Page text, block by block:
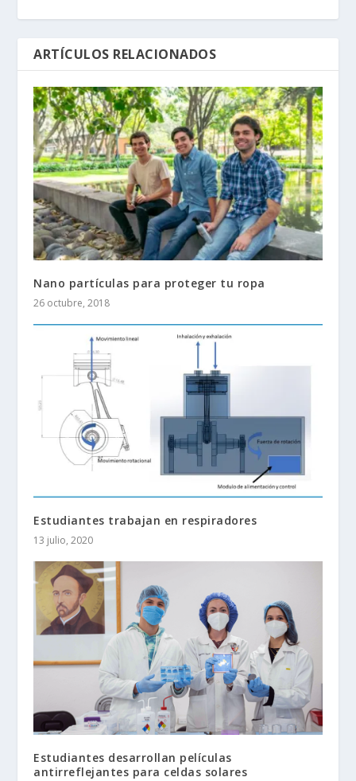
ARTÍCULOS RELACIONADOS
Nano partículas para proteger tu ropa
26 octubre, 2018
Estudiantes trabajan en respiradores
13 julio, 2020
Estudiantes desarrollan películas
antirreflejantes para celdas solares